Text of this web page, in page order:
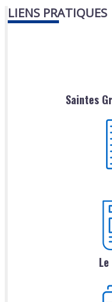
LIENS PRATIQUES
Saintes